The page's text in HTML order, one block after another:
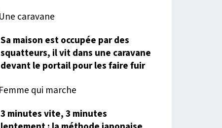
Sa maison est occupée par des
squatteurs, il vit dans une caravane
devant le portail pour les faire fuir
3 minutes vite, 3 minutes